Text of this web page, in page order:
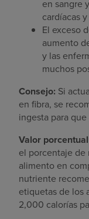
en sangre
cardíacas
El exceso
aumento
y las
muchos
Consejo: Si
en fibra, se
ingesta para
Valor
el porcentaje
alimento en
nutriente
etiquetas de los
2,000 calorías